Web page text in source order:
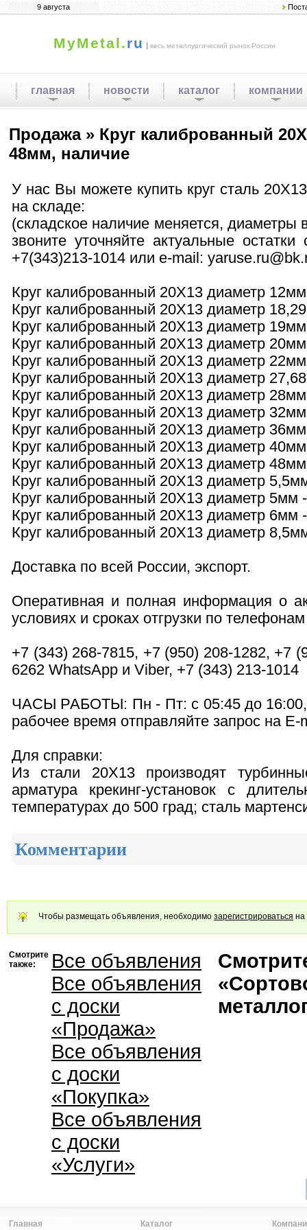
9 августа
MyMetal.ru | весь металлургический рынок России
главная новости каталог компании
Продажа » Круг калиброванный
48мм, наличие
У нас Вы можете купить круг сталь
на складе:
(складское наличие меняется,
звоните уточняйте актуальные
+7(343)213-1014 или e-mail:
Круг калиброванный 20Х13 диаметр
Круг калиброванный 20Х13 диаметр
Круг калиброванный 20Х13 диаметр
Круг калиброванный 20Х13 диаметр
Круг калиброванный 20Х13 диаметр
Круг калиброванный 20Х13 диаметр
Круг калиброванный 20Х13 диаметр
Круг калиброванный 20Х13 диаметр
Круг калиброванный 20Х13 диаметр
Круг калиброванный 20Х13 диаметр
Круг калиброванный 20Х13 диаметр
Круг калиброванный 20Х13 диаметр
Круг калиброванный 20Х13 диаметр 5мм
Круг калиброванный 20Х13 диаметр 6мм
Круг калиброванный 20Х13 диаметр
Доставка по всей России, экспорт.
Оперативная и полная информация о
условиях и сроках отгрузки по
+7 (343) 268-7815, +7 (950) 208-1282, +7
6262 WhatsApp и Viber, +7 (343) 213-1014
ЧАСЫ РАБОТЫ: Пн - Пт: с 05:45 до 16:00,
рабочее время отправляйте запрос на
Для справки:
Из стали 20Х13 производят
арматура крекинг-установок с
температурах до 500 град; сталь
Комментарии
Чтобы размещать объявления, необходимо зарегистрироваться на
Смотрите
также:
Все объявления
Все объявления
с доски
«Продажа»
Все объявления
с доски
«Покупка»
Все объявления
с доски
«Услуги»
Главная Каталог